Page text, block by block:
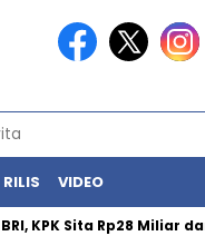
RILIS VIDEO
KPK Sita Rp28 Miliar